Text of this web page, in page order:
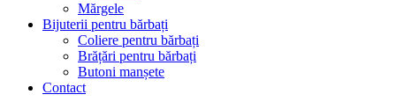
Mărgele
Bijuterii pentru bărbați
Coliere pentru bărbați
Brățări pentru bărbați
Butoni manșete
Contact